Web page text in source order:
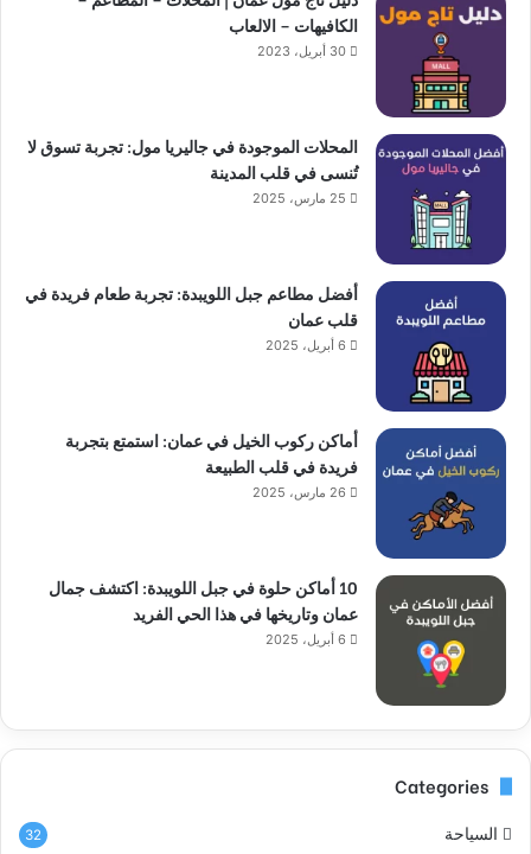
الكافيهات – الالعاب
30 أبريل، 2023
المحلات الموجودة في جاليريا مول: تجربة تسوق لا
تُنسى في قلب المدينة
25 مارس، 2025
أفضل مطاعم جبل اللويبدة: تجربة طعام فريدة في
قلب عمان
6 أبريل، 2025
أماكن ركوب الخيل في عمان: استمتع بتجربة
فريدة في قلب الطبيعة
26 مارس، 2025
10 أماكن حلوة في جبل اللويبدة: اكتشف جمال
عمان وتاريخها في هذا الحي الفريد
6 أبريل، 2025
Categories
السياحة 32